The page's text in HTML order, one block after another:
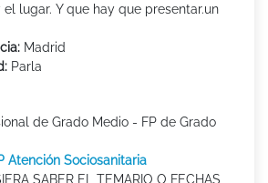
lugar. Y que hay que presentar.un
Madrid
Parla
de Grado Medio - FP de Grado
Atención Sociosanitaria
SABER EL TEMARIO O FECHAS